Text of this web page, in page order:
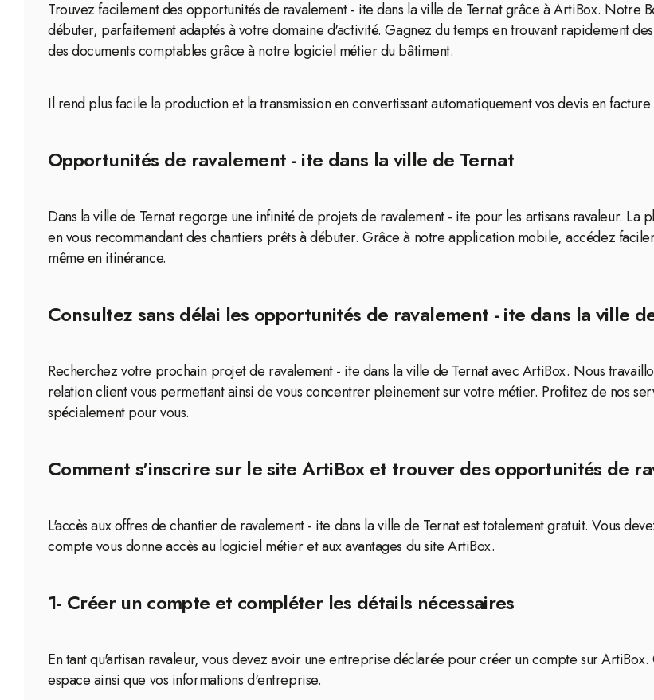
Trouvez facilement des opportunités de ravalement - ite dans la ville de Ternat grâce à ArtiBox. Notre
débuter, parfaitement adaptés à votre domaine d'activité. Gagnez du temps en trouvant rapidement
des documents comptables grâce à notre logiciel métier du bâtiment.
Il rend plus facile la production et la transmission en convertissant automatiquement vos devis en
Opportunités de ravalement - ite dans la ville de Ternat
Dans la ville de Ternat regorge une infinité de projets de ravalement - ite pour les artisans ravaleur.
en vous recommandant des chantiers prêts à débuter. Grâce à notre application mobile, accédez
même en itinérance.
Consultez sans délai les opportunités de ravalement - ite dans la ville
Recherchez votre prochain projet de ravalement - ite dans la ville de Ternat avec ArtiBox. Nous
relation client vous permettant ainsi de vous concentrer pleinement sur votre métier. Profitez de nos
spécialement pour vous.
Comment s'inscrire sur le site ArtiBox et trouver des opportunités de
L'accès aux offres de chantier de ravalement - ite dans la ville de Ternat est totalement gratuit. Vous
compte vous donne accès au logiciel métier et aux avantages du site ArtiBox.
1- Créer un compte et compléter les détails nécessaires
En tant qu'artisan ravaleur, vous devez avoir une entreprise déclarée pour créer un compte sur
espace ainsi que vos informations d'entreprise.